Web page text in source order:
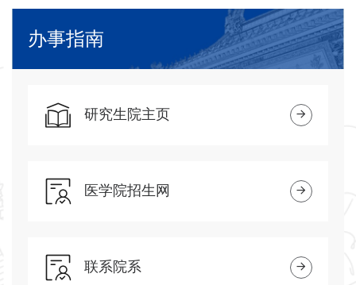
办事指南
研究生院主页
医学院招生网
联系院系